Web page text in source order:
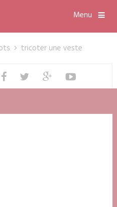
Menu
tricoter une veste